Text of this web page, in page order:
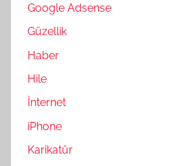
Google Adsense
Güzellik
Haber
Hile
İnternet
iPhone
Karikatür